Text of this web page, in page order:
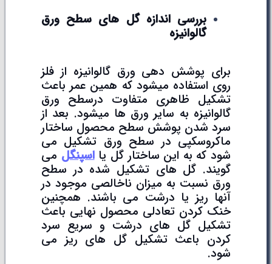
بررسی اندازه گل های سطح ورق
گالوانیزه
برای پوشش دهی ورق گالوانیزه از فلز
روی استفاده میشود که همین عمر باعث
تشکیل ظاهری متفاوت درسطح ورق
گالوانیزه به سایر ورق ها میشود. بعد از
سرد شدن پوشش سطح محصول ساختار
ماکروسکپی در سطح ورق تشکیل می
شود که به این ساختار گل یا اسپنگل می
گویند. گل های تشکیل شده در سطح
ورق نسبت به میزان ناخالصی موجود در
آنها ریز یا درشت می باشند. همچنین
خنک کردن تعادلی محصول نهایی باعث
تشکیل گل های درشت و سریع سرد
کردن باعث تشکیل گل های ریز می
شود.